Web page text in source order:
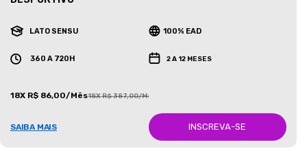
LATO SENSU 100% EAD
360 A 720H 2 A 12 MESES
18X R$ 86,00/Mês18X R$ 387,00/Mês
SAIBA MAIS INSCREVA-SE